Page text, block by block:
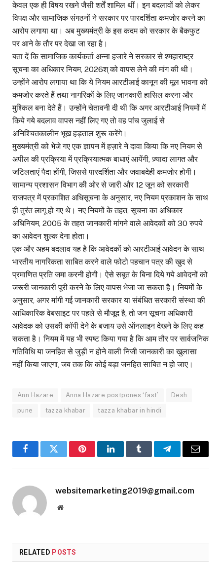
केवल एक ही विषय रखने जैसी शर्तें शामिल थीं। इन बदलावों को लेकर
विपक्ष और सामाजिक संगठनों ने सरकार पर पारदर्शिता कमजोर करने का
आरोप लगाया था। अब मुख्यमंत्री के इस कदम को सरकार के बैकफुट
पर आने के तौर पर देखा जा रहा है।
बता दें कि सामाजिक कार्यकर्ता अन्ना हजारे ने सरकार से श्महाराष्ट्र
सूचना का अधिकार नियम, 2026श् को वापस लेने की मांग की थी।
उन्होंने आरोप लगाया था कि ये नियम आरटीआई कानून की मूल भावना को
कमजोर करते हैं तथा नागरिकों के लिए जानकारी हासिल करना और
मुश्किल बना देते हैं। उन्होंने चेतावनी दी थी कि अगर आरटीआई नियमों में
किये गये बदलाव वापस नहीं लिए गए तो वह पांच जुलाई से
अनिश्चितकालीन भूख हड़ताल शुरू करेंगे।
मुख्यमंत्री को भेजे गए एक ज्ञापन में हज़ारे ने दावा किया कि नए नियम से
अपील की प्रक्रिया में प्रक्रियात्मक बाधाएं आयेंगी, ज़्यादा लागत और
जटिलताएं पैदा होंगी, जिससे पारदर्शिता और जवाबदेही कमजोर होगी।
सामान्य प्रशासन विभाग की ओर से जारी और 12 जून को सरकारी
राजपत्र में प्रकाशित अधिसूचना के अनुसार, नए नियम प्रकाशन के साथ
ही तुरंत लागू हो गए थे। नए नियमों के तहत, सूचना का अधिकार
अधिनियम, 2005 के तहत जानकारी मांगने वाले आवेदकों को 30 रुपये
का आवेदन शुल्क देना होता।
एक और अहम बदलाव यह है कि आवेदकों को आरटीआई आवेदन के साथ
भारतीय नागरिकता साबित करने वाले फोटो पहचान पत्र की खुद से
प्रमाणित प्रति जमा करनी होगी। ऐसे सबूत के बिना दिये गये आवेदनों को
जरूरी जानकारी पूरी करने के लिए वापस भेजा जा सकता है। नियमों के
अनुसार, अगर मांगी गई जानकारी सरकार या संबंधित सरकारी संस्था की
आधिकारिक वेबसाइट पर पहले से मौजूद है, तो जन सूचना अधिकारी
आवेदक को उसकी कॉपी देने के बजाय उसे ऑनलाइन देखने के लिए कह
सकता है। नियम में यह भी स्पष्ट किया गया है कि आम तौर पर सार्वजनिक
गतिविधि या जनहित से जुड़ी न होने वाली निजी जानकारी का खुलासा
नहीं किया जाएगा, जब तक कि कोई बड़ा जनहित साबित न हो जाए।
Ann Hazare Anna Hazare postpones ‘fast’ Desh
pune tazza khabar tazza khabar in hindi
FacebookTwitter PinterestLinkedInTumblr TelegramEmail
websitemarketing2019@gmail.com
Website
RELATED POSTS